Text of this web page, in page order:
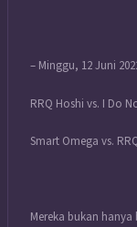
– Minggu, 12 Juni
RRQ Hoshi vs. I Do
Smart Omega vs.
Mereka bukan